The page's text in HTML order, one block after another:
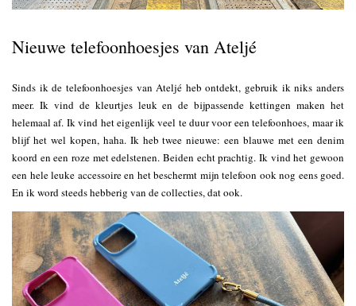
Nieuwe telefoonhoesjes van Ateljé
Sinds ik de telefoonhoesjes van Ateljé heb ontdekt, gebruik ik niks anders
meer. Ik vind de kleurtjes leuk en de bijpassende kettingen maken het
helemaal af. Ik vind het eigenlijk veel te duur voor een telefoonhoes, maar ik
blijf het wel kopen, haha. Ik heb twee nieuwe: een blauwe met een denim
koord en een roze met edelstenen. Beiden echt prachtig. Ik vind het gewoon
een hele leuke accessoire en het beschermt mijn telefoon ook nog eens goed.
En ik word steeds hebberig van de collecties, dat ook.